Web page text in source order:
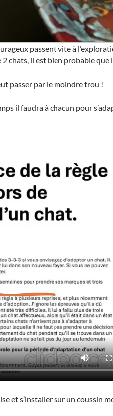
passent vite à
chats, il est bien probable que
passer par le moindre trou !
il faudra à chacun pour
et s’installer sur un coussin